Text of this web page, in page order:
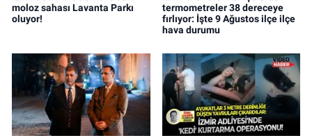
moloz sahası Lavanta Parkı
oluyor!
termometreler 38 dereceye
fırlıyor: İşte 9 Ağustos ilçe ilçe
hava durumu